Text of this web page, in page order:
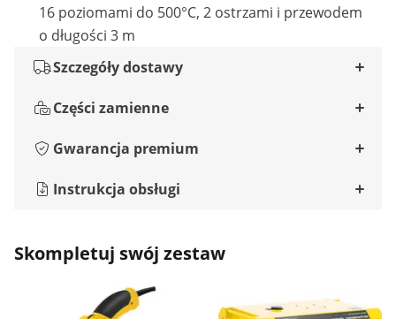
16 poziomami do 500°C, 2 ostrzami i przewodem
o długości 3 m
Szczegóły dostawy
Części zamienne
Gwarancja premium
Instrukcja obsługi
Skompletuj swój zestaw